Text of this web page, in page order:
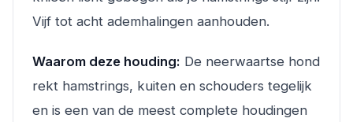
Vijf tot acht ademhalingen aanhouden.
Waarom deze houding: De neerwaartse hond
rekt hamstrings, kuiten en schouders tegelijk
en is een van de meest complete houdingen